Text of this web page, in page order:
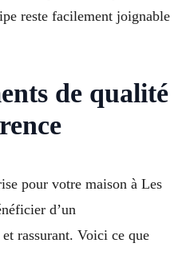
reste facilement joignable
de qualité
pour votre maison à Les
d’un
rassurant. Voici ce que